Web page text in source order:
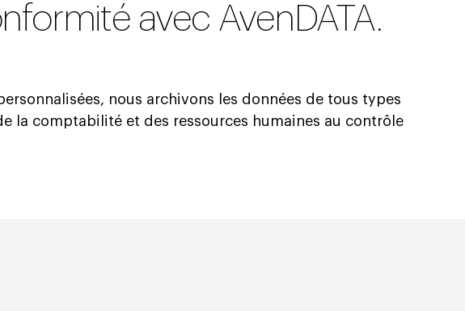
avec AvenDATA.
nous archivons les données de tous types
la comptabilité et des ressources humaines au contrôle